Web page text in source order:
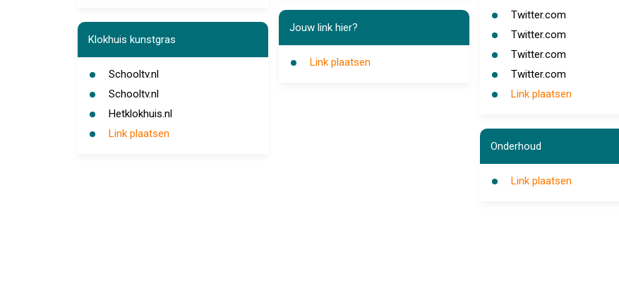
Klokhuis kunstgras
Schooltv.nl
Schooltv.nl
Hetklokhuis.nl
Link plaatsen
Jouw link hier?
Link plaatsen
Twitter.com
Twitter.com
Twitter.com
Twitter.com
Link plaatsen
Onderhoud
Link plaatsen